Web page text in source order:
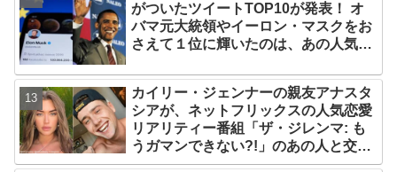
がついたツイートTOP10が発表！ オ
バマ元大統領やイーロン・マスクをお
さえて１位に輝いたのは、あの人気俳
カイリー・ジェンナーの親友アナスタ
シアが、ネットフリックスの人気恋愛
リアリティー番組「ザ・ジレンマ: も
うガマンできない?!」のあの人と交
際！？ ファンたちがそう予想する理由